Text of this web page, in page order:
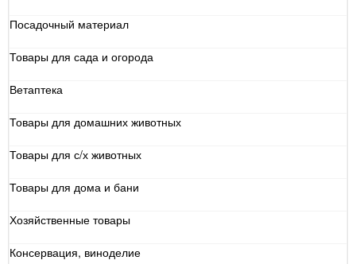
Посадочный материал
Товары для сада и огорода
Ветаптека
Товары для домашних животных
Товары для с/х животных
Товары для дома и бани
Хозяйственные товары
Консервация, виноделие